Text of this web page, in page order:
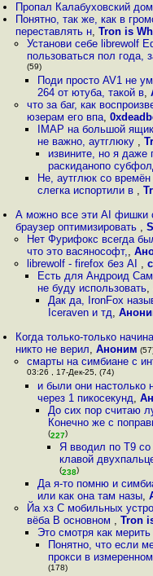
Пропал Калабуховский дом
Понятно, так же, как в
переставлять н,Tron is
Установи себе librewolf
пользоваться пол года,
(59)
Поди просто AV1 не
264 от ютуба, такой в,
что за баг, как
юзерам его впа,
IMAP на большой
не важно, аутглюку ,
извините, но я даже
раскиданопо
Не, аутглюк со
слегка испортили в ,
А можно все эти AI фишки
браузер оптимизировать ,
Нет Фурифокс всегда
что это васянософт,,
librewolf - firefox без AI ,
Есть для Андроид Сам
не буду использовать,
Дак да, IronFox
Iceraven и тд,
Когда только-только
никто не верил,Аноним
смарты на симбиане с
03:26 , 17-Дек-25, (74)
и были они настолько
через 1 пикосекунд,
До сих пор считаю
Конечно же с
(227)
Я вводил по Т9 со
клавой
(238)
Да я-то помню и
или как она там назы,
Йа хз С мобильных
вёба В основном , Tron
Это смотря как мерить
Понятно, что если
прокси в
(178)